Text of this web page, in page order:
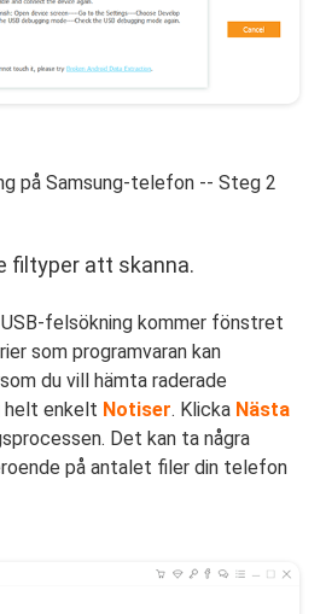
på Samsung-telefon -- Steg 2
filtyper att skanna.
felsökning kommer fönstret
som programvaran kan
du vill hämta raderade
helt enkelt Notiser. Klicka Nästa
Det kan ta några
på antalet filer din telefon